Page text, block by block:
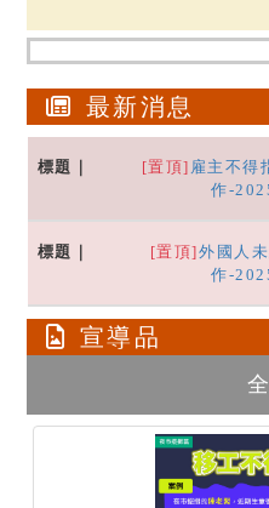
最新消息
[置頂] 雇主不得
作-
[置頂]外國人
作-
宣導品